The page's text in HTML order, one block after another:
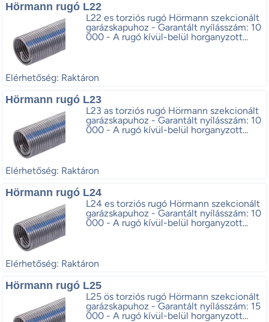
Hörmann rugó L22
L22 es torziós rugó Hörmann szekcionált
garázskapuhoz - Garantált nyílásszám: 10
000 - A rugó kívül-belül horganyzott...
Elérhetőség: Raktáron
Hörmann rugó L23
L23 as torziós rugó Hörmann szekcionált
garázskapuhoz - Garantált nyílásszám: 10
000 - A rugó kívül-belül horganyzott...
Elérhetőség: Raktáron
Hörmann rugó L24
L24 es torziós rugó Hörmann szekcionált
garázskapuhoz - Garantált nyílásszám: 10
000 - A rugó kívül-belül horganyzott...
Elérhetőség: Raktáron
Hörmann rugó L25
L25 ös torziós rugó Hörmann szekcionált
garázskapuhoz - Garantált nyílásszám: 15
000 - A rugó kívül-belül horganyzott...